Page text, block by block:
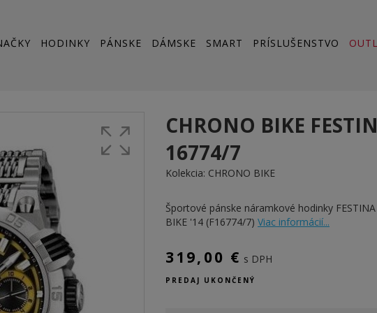
HODINKY PÁNSKE DÁMSKE SMART PRÍSLUŠENSTVO
CHRONO BIKE
16774/7
Kolekcia: CHRONO BIKE
Športové pánske náramkové hodinky
BIKE '14 (F16774/7) Viac informácií...
319,00 € s DPH
PREDAJ UKONČENÝ